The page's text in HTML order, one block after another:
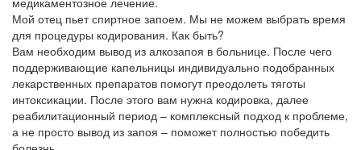
Мой отец пьет спиртное запоем. Мы не можем выбрать время
для процедуры кодирования. Как быть?
Вам необходим вывод из алкозапоя в больнице. После чего
поддерживающие капельницы индивидуально подобранных
лекарственных препаратов помогут преодолеть тяготы
интоксикации. После этого вам нужна кодировка, далее
реабилитационный период – комплексный подход к проблеме,
а не просто вывод из запоя – поможет полностью победить